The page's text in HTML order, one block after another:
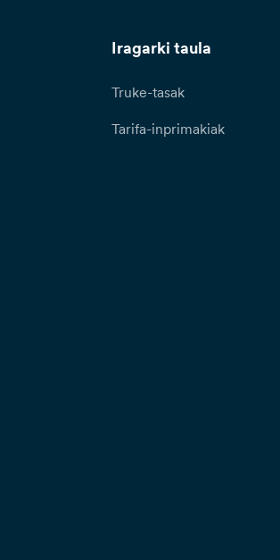
Iragarki taula
Truke-tasak
Tarifa-inprimakiak